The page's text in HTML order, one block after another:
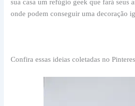
sua casa um refúgio geek que fará seus
onde podem conseguir uma decoração
Confira essas ideias coletadas no